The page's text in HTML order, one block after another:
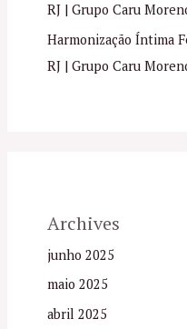
RJ | Grupo Caru
Harmonização Íntima
RJ | Grupo Caru
Archives
junho 2025
maio 2025
abril 2025